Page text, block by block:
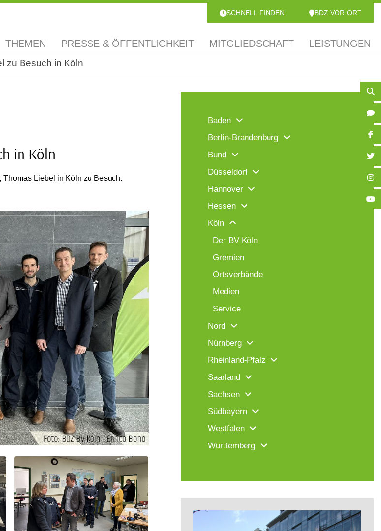
SCHNELL FINDEN BDZ VOR ORT
THEMEN PRESSE & ÖFFENTLICHKEIT MITGLIEDSCHAFT LEISTUNGEN
zu Besuch in Köln
in Köln
Thomas Liebel in Köln zu Besuch.
Baden
Berlin-Brandenburg
Bund
Düsseldorf
Hannover
Hessen
Köln
Der BV Köln
Gremien
Ortsverbände
Medien
Service
Nord
Nürnberg
Rheinland-Pfalz
Saarland
Sachsen
Südbayern
Westfalen
Württemberg